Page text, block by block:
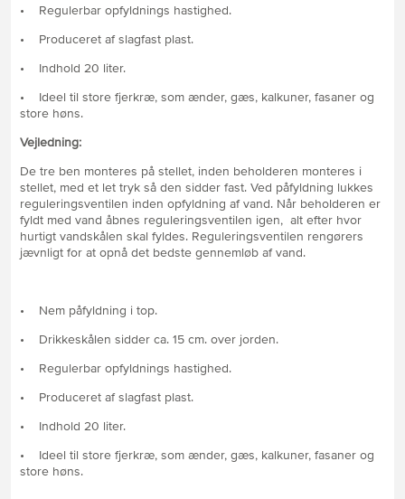
• Regulerbar opfyldnings hastighed.
• Produceret af slagfast plast.
• Indhold 20 liter.
• Ideel til store fjerkræ, som ænder, gæs, kalkuner, fasaner og
store høns.
Vejledning:
De tre ben monteres på stellet, inden beholderen monteres i
stellet, med et let tryk så den sidder fast. Ved påfyldning lukkes
reguleringsventilen inden opfyldning af vand. Når beholderen er
fyldt med vand åbnes reguleringsventilen igen, alt efter hvor
hurtigt vandskålen skal fyldes. Reguleringsventilen rengørers
jævnligt for at opnå det bedste gennemløb af vand.
• Nem påfyldning i top.
• Drikkeskålen sidder ca. 15 cm. over jorden.
• Regulerbar opfyldnings hastighed.
• Produceret af slagfast plast.
• Indhold 20 liter.
• Ideel til store fjerkræ, som ænder, gæs, kalkuner, fasaner og
store høns.